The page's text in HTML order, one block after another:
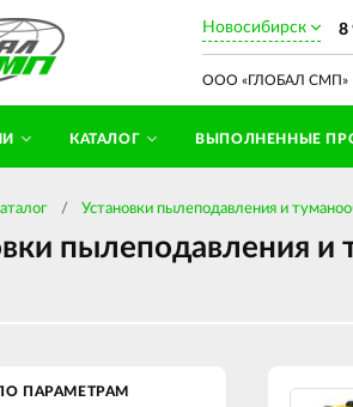
ООО «ГЛОБАЛ СМП»
Новосибирск 8
КАТАЛОГ ВЫПОЛНЕННЫЕ
Установки пылеподавления и
пылеподавления и
ПАРАМЕТРАМ